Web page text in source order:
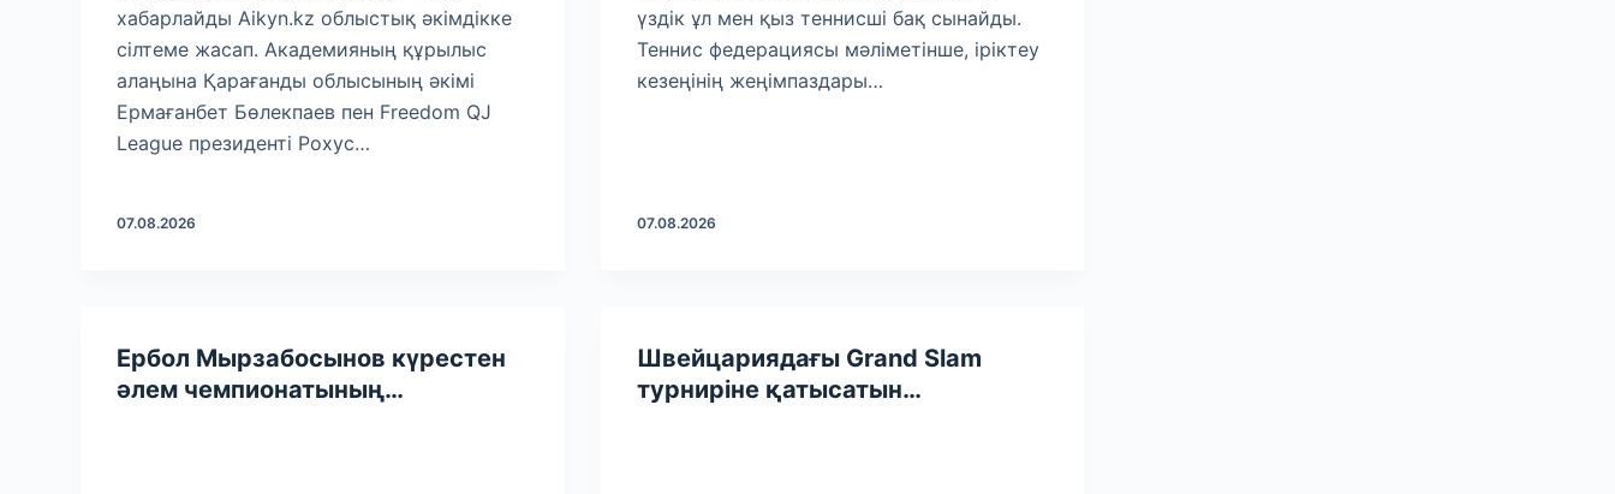
хабарлайды Aikyn.kz облыстық әкімдікке
сілтеме жасап. Академияның құрылыс
алаңына Қарағанды облысының әкімі
Ермағанбет Бөлекпаев пен Freedom QJ
League президенті Рохус…
07.08.2026
үздік ұл мен қыз теннисші бақ сынайды.
Теннис федерациясы мәліметінше, іріктеу
кезеңінің жеңімпаздары…
07.08.2026
Ербол Мырзабосынов күрестен
әлем чемпионатының
Швейцариядағы Grand Slam
турниріне қатысатын